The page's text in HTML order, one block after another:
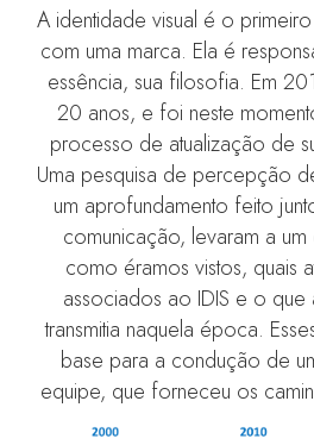
A identidade visual é o
com uma marca. Ela é
essência, sua filosofia. Em
20 anos, e foi neste
processo de atualização de
Uma pesquisa de percepção
um aprofundamento feito
comunicação, levaram a
como éramos vistos, quais
associados ao IDIS e o que
transmitia naquela época.
base para a condução de
equipe, que forneceu os